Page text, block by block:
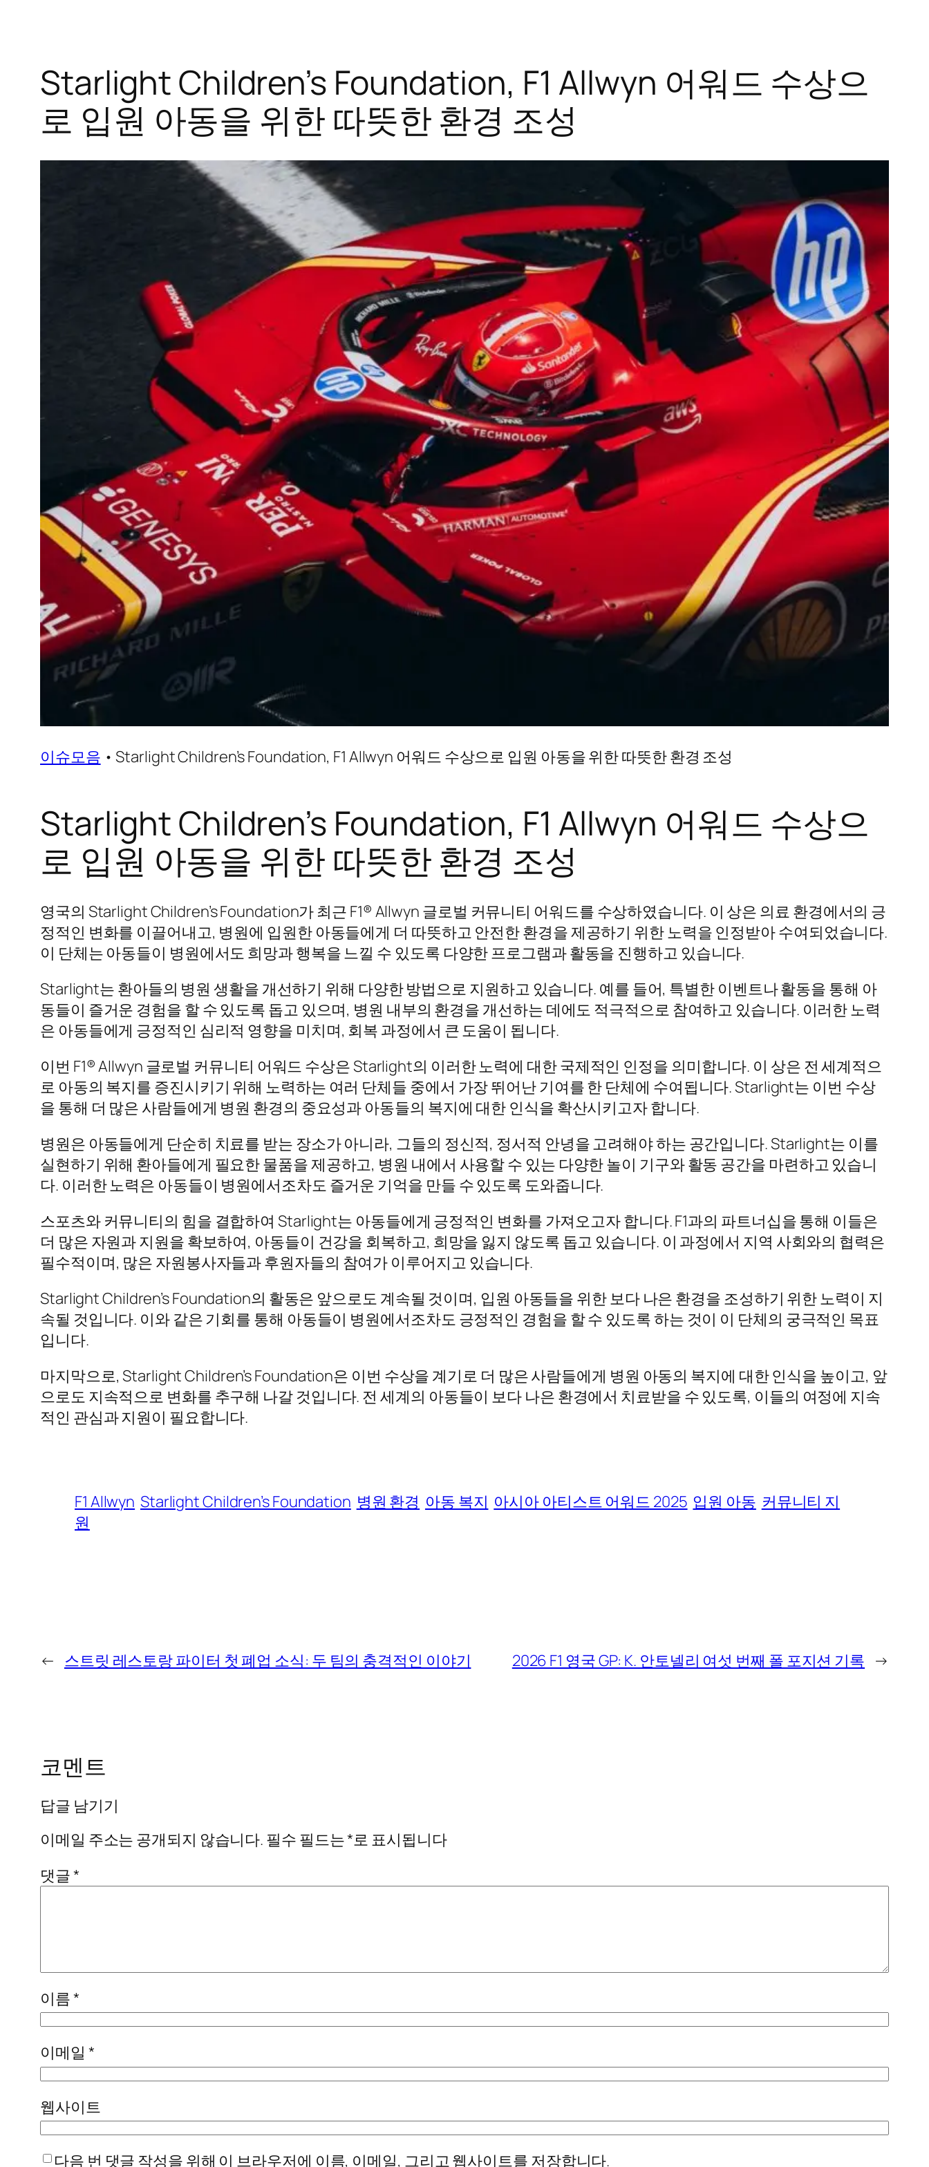
Starlight Children’s Foundation, F1 Allwyn 어워드 수상으
로 입원 아동을 위한 따뜻한 환경 조성
이슈모음 •Starlight Children’s Foundation, F1 Allwyn 어워드 수상으로 입원 아동을 위한 따뜻한 환경 조성
Starlight Children’s Foundation, F1 Allwyn 어워드 수상으
로 입원 아동을 위한 따뜻한 환경 조성
영국의 Starlight Children’s Foundation가 최근 F1® Allwyn 글로벌 커뮤니티 어워드를 수상하였습니다. 이 상은 의료 환경에서의 긍
정적인 변화를 이끌어내고, 병원에 입원한 아동들에게 더 따뜻하고 안전한 환경을 제공하기 위한 노력을 인정받아 수여되었습니다.
이 단체는 아동들이 병원에서도 희망과 행복을 느낄 수 있도록 다양한 프로그램과 활동을 진행하고 있습니다.
Starlight는 환아들의 병원 생활을 개선하기 위해 다양한 방법으로 지원하고 있습니다. 예를 들어, 특별한 이벤트나 활동을 통해 아
동들이 즐거운 경험을 할 수 있도록 돕고 있으며, 병원 내부의 환경을 개선하는 데에도 적극적으로 참여하고 있습니다. 이러한 노력
은 아동들에게 긍정적인 심리적 영향을 미치며, 회복 과정에서 큰 도움이 됩니다.
이번 F1® Allwyn 글로벌 커뮤니티 어워드 수상은 Starlight의 이러한 노력에 대한 국제적인 인정을 의미합니다. 이 상은 전 세계적으
로 아동의 복지를 증진시키기 위해 노력하는 여러 단체들 중에서 가장 뛰어난 기여를 한 단체에 수여됩니다. Starlight는 이번 수상
을 통해 더 많은 사람들에게 병원 환경의 중요성과 아동들의 복지에 대한 인식을 확산시키고자 합니다.
병원은 아동들에게 단순히 치료를 받는 장소가 아니라, 그들의 정신적, 정서적 안녕을 고려해야 하는 공간입니다. Starlight는 이를
실현하기 위해 환아들에게 필요한 물품을 제공하고, 병원 내에서 사용할 수 있는 다양한 놀이 기구와 활동 공간을 마련하고 있습니
다. 이러한 노력은 아동들이 병원에서조차도 즐거운 기억을 만들 수 있도록 도와줍니다.
스포츠와 커뮤니티의 힘을 결합하여 Starlight는 아동들에게 긍정적인 변화를 가져오고자 합니다. F1과의 파트너십을 통해 이들은
더 많은 자원과 지원을 확보하여, 아동들이 건강을 회복하고, 희망을 잃지 않도록 돕고 있습니다. 이 과정에서 지역 사회와의 협력은
필수적이며, 많은 자원봉사자들과 후원자들의 참여가 이루어지고 있습니다.
Starlight Children’s Foundation의 활동은 앞으로도 계속될 것이며, 입원 아동들을 위한 보다 나은 환경을 조성하기 위한 노력이 지
속될 것입니다. 이와 같은 기회를 통해 아동들이 병원에서조차도 긍정적인 경험을 할 수 있도록 하는 것이 이 단체의 궁극적인 목표
입니다.
마지막으로, Starlight Children’s Foundation은 이번 수상을 계기로 더 많은 사람들에게 병원 아동의 복지에 대한 인식을 높이고, 앞
으로도 지속적으로 변화를 추구해 나갈 것입니다. 전 세계의 아동들이 보다 나은 환경에서 치료받을 수 있도록, 이들의 여정에 지속
적인 관심과 지원이 필요합니다.
F1 Allwyn Starlight Children’s Foundation 병원 환경 아동 복지 아시아 아티스트 어워드 2025 입원 아동 커뮤니티 지
원
← 스트릿 레스토랑 파이터 첫 폐업 소식: 두 팀의 충격적인 이야기 2026 F1 영국 GP: K. 안토넬리 여섯 번째 폴 포지션 기록 →
코멘트
답글 남기기
이메일 주소는 공개되지 않습니다. 필수 필드는*로 표시됩니다
댓글*
이름*
이메일 *
웹사이트
다음 번 댓글 작성을 위해 이 브라우저에 이름, 이메일, 그리고 웹사이트를 저장합니다.